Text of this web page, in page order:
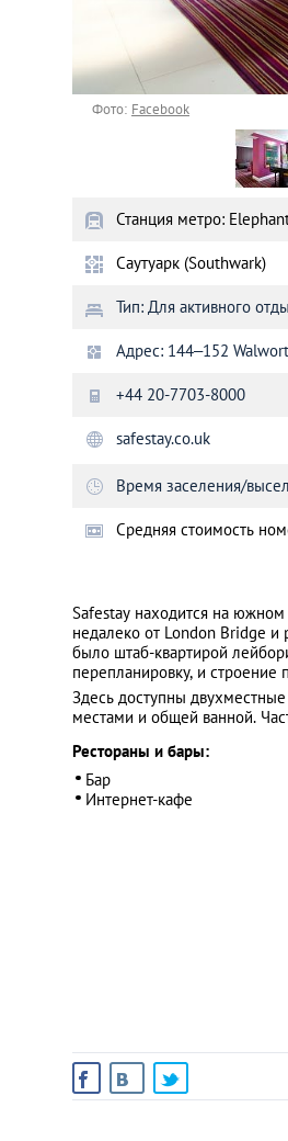
Москва
Паттайя
Пхукет
Фото: Facebook
Станция метро:
Саутуарк (Southwark)
Тип: Для активного
Адрес: 144–152
+44 20-7703-8000
safestay.co.uk
Время заселения/
Cредняя стоимость
Safestay находится на
недалеко от London Bridge и
было штаб-квартирой
перепланировку, и строение
Здесь доступны
местами и общей ванной.
Рестораны и бары:
Бар
Интернет-кафе